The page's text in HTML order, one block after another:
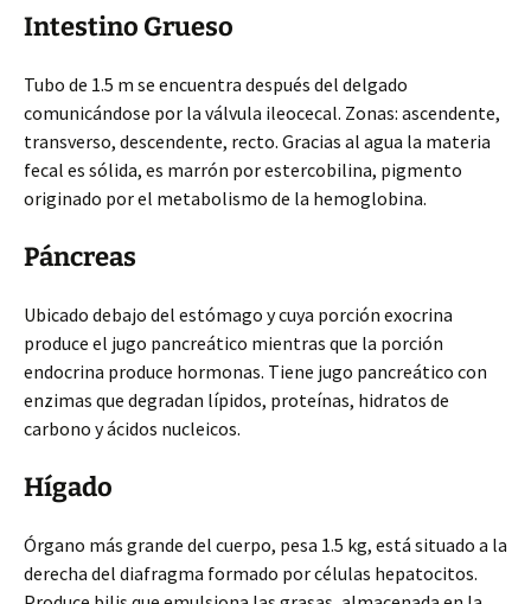
Intestino Grueso
Tubo de 1.5 m se encuentra después del delgado
comunicándose por la válvula ileocecal. Zonas: ascendente,
transverso, descendente, recto. Gracias al agua la materia
fecal es sólida, es marrón por estercobilina, pigmento
originado por el metabolismo de la hemoglobina.
Páncreas
Ubicado debajo del estómago y cuya porción exocrina
produce el jugo pancreático mientras que la porción
endocrina produce hormonas. Tiene jugo pancreático con
enzimas que degradan lípidos, proteínas, hidratos de
carbono y ácidos nucleicos.
Hígado
Órgano más grande del cuerpo, pesa 1.5 kg, está situado a la
derecha del diafragma formado por células hepatocitos.